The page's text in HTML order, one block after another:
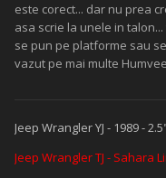
este corect... dar nu prea
asa scrie la unele in
se pun pe platforme sau
vazut pe mai multe
Jeep Wrangler YJ - 1989 -
Jeep Wrangler TJ - Sahara